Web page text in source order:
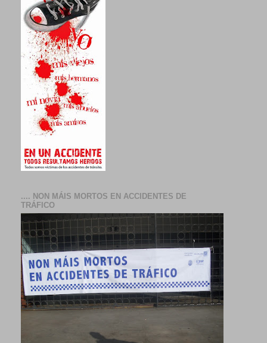
.... NON MÁIS MORTOS EN ACCIDENTES DE
TRÁFICO